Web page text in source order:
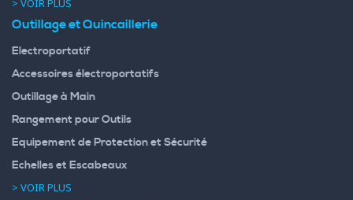
> VOIR PLUS
Outillage et Quincaillerie
Electroportatif
Accessoires électroportatifs
Outillage à Main
Rangement pour Outils
Equipement de Protection et Sécurité
Echelles et Escabeaux
> VOIR PLUS